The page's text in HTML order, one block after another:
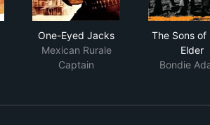
One-Eyed Jacks
Mexican Rurale
Captain
The Sons of
Elder
Bondie